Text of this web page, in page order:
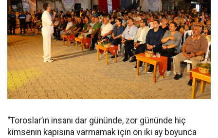
“Toroslar’ın insanı dar gününde, zor gününde hiç
kimsenin kapısına varmamak için on iki ay boyunca